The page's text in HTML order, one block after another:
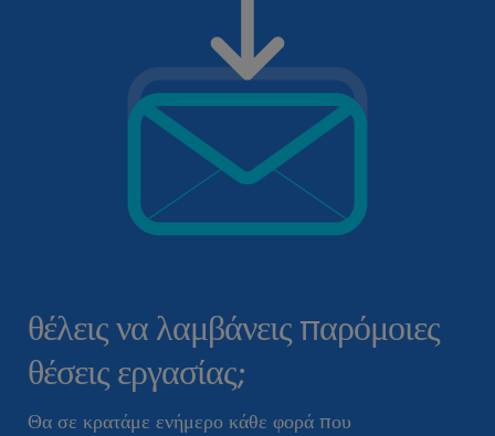
θέλεις να λαμβάνεις παρόμοιες
θέσεις εργασίας;
Θα σε κρατάμε ενήμερο κάθε φορά που